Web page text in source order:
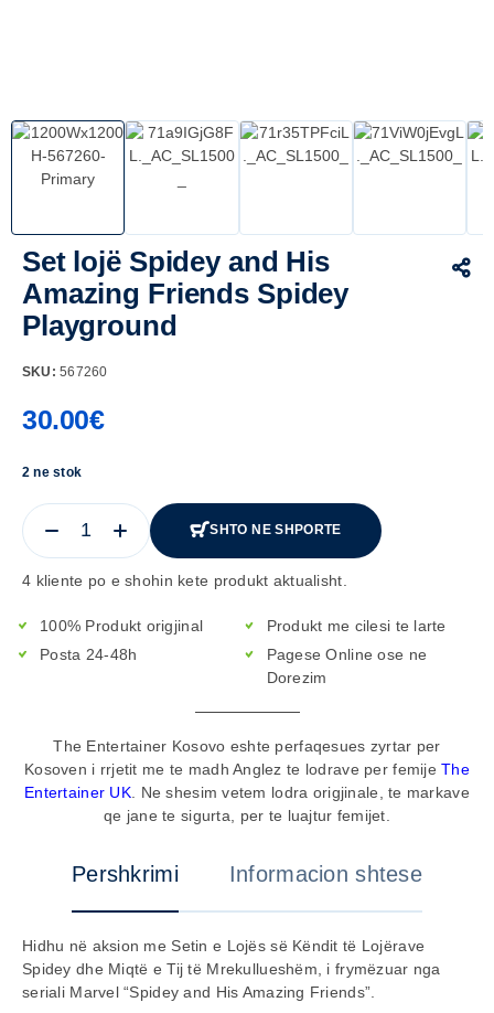
Set lojë Spidey and His
Amazing Friends Spidey
Playground
SKU:567260
30.00€
2 ne stok
SHTO NE SHPORTE
4 kliente po e shohin kete produkt aktualisht.
100% Produkt origjinal
Posta 24-48h
Produkt me cilesi te larte
Pagese Online ose ne
Dorezim
The Entertainer Kosovo eshte perfaqesues zyrtar per
Kosoven i rrjetit me te madh Anglez te lodrave per femijeThe
Entertainer UK . Ne shesim vetem lodra origjinale, te markave
qe jane te sigurta, per te luajtur femijet.
Pershkrimi Informacion shtese
Hidhu në aksion me Setin e Lojës së Këndit të Lojërave
Spidey dhe Miqtë e Tij të Mrekullueshëm, i frymëzuar nga
seriali Marvel “Spidey and His Amazing Friends”.